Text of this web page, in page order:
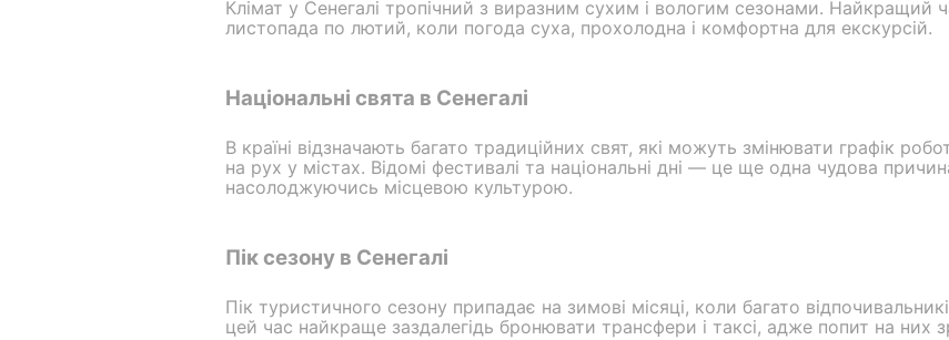
Клімат у Сенегалі тропічний з виразним сухим і вологим сезонами. Найкращий
листопада по лютий, коли погода суха, прохолодна і комфортна для екскурсій.
Національні свята в Сенегалі
В країні відзначають багато традиційних свят, які можуть змінювати графік
на рух у містах. Відомі фестивалі та національні дні — це ще одна чудова
насолоджуючись місцевою культурою.
Пік сезону в Сенегалі
Пік туристичного сезону припадає на зимові місяці, коли багато
цей час найкраще заздалегідь бронювати трансфери і таксі, адже попит на них